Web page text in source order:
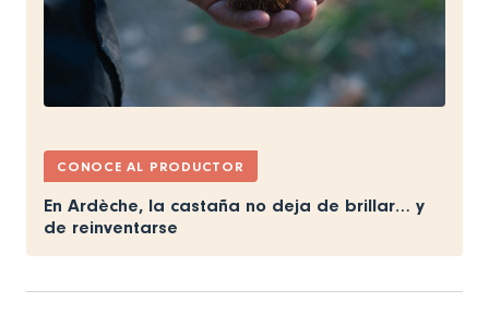
CONOCE AL PRODUCTOR
En Ardèche, la castaña no deja de brillar… y
de reinventarse